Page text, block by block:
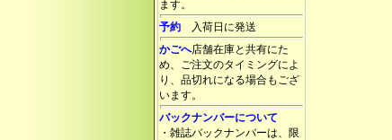
ます。
予約 入荷日に発送
かごへ店舗在庫と共有にた
め、ご注文のタイミングによ
り、品切れになる場合もござ
います。
バックナンバーについて
・雑誌バックナンバーは、限